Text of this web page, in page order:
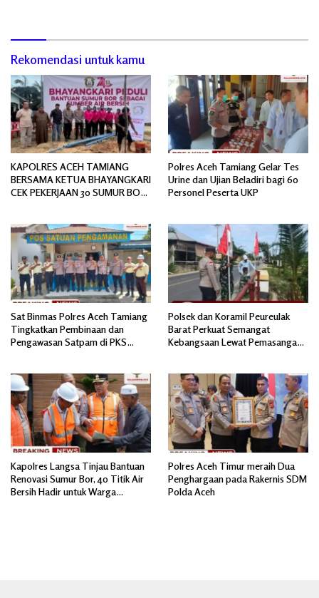
Rekomendasi untuk kamu
KAPOLRES ACEH TAMIANG
BERSAMA KETUA BHAYANGKARI
CEK PEKERJAAN 30 SUMUR BOR
Polres Aceh Tamiang Gelar Tes
Urine dan Ujian Beladiri bagi 60
Personel Peserta UKP
Sat Binmas Polres Aceh Tamiang
Tingkatkan Pembinaan dan
Pengawasan Satpam di PKS
Polsek dan Koramil Peureulak
Barat Perkuat Semangat
Kebangsaan Lewat Pemasangan
Kapolres Langsa Tinjau Bantuan
Renovasi Sumur Bor, 40 Titik Air
Bersih Hadir untuk Warga
Polres Aceh Timur meraih Dua
Penghargaan pada Rakernis SDM
Polda Aceh